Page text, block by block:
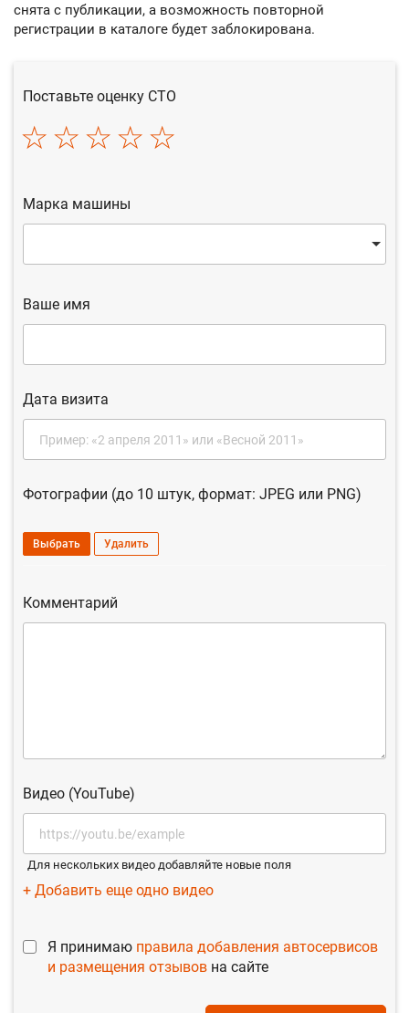
снята с публикации, а возможность повторной
регистрации в каталоге будет заблокирована.
Поставьте оценку СТО
Марка машины
Ваше имя
Дата визита
Фотографии (до 10 штук, формат: JPEG или PNG)
Выбрать Удалить
Комментарий
Видео (YouTube)
Для нескольких видео добавляйте новые поля
+ Добавить еще одно видео
Я принимаю правила добавления автосервисов
и размещения отзывов на сайте